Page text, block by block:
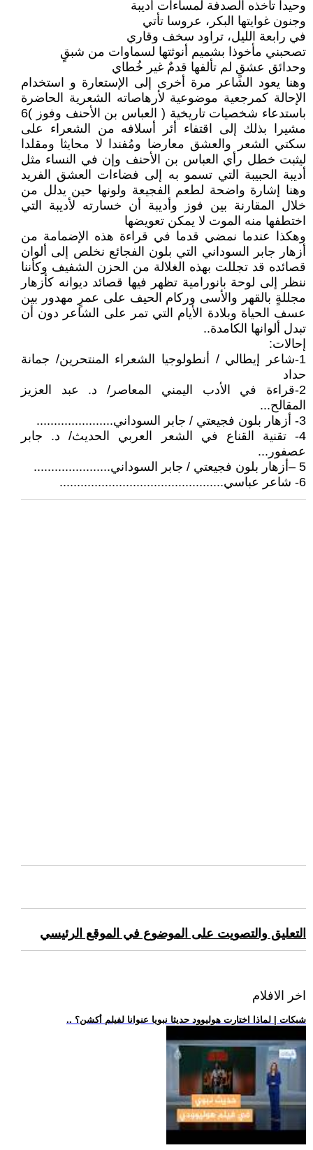
وحيدا تأخذه الصدفة لمساءات أديبة
وجنون غوايتها البكر، عروسا تأتي
في رابعة الليل، تراود سخف وقاري
تصحبني مأخوذا بشميم أنوثتها لسماوات من شبقٍ
وحدائق عشقٍ لم تألفها قدمٌ غير خُطاي
وهنا يعود الشاعر مرة أخرى إلى الإستعارة و استخدام
الإحالة كمرجعية موضوعية لأرهاصاته الشعرية الحاضرة
باستدعاء شخصيات تاريخية ( العباس بن الأحنف وفوز )6
مشيرا بذلك إلى اقتفاء أئر أسلافه من الشعراء على
سكتي الشعر والعشق معارضا ومُفندا لا محايثا ومقلدا
ليثبت خطل رأي العباس بن الأحنف وإن في النساء مثل
أديبة الحبيبة التي تسمو به إلى فضاءات العشق الفريد
وهنا إشارة واضحة لطعم الفجيعة ولونها حين يدلل من
خلال المقارنة بين فوز وأديبة أن خسارته لأديبة التي
اختطفها منه الموت لا يمكن تعويضها
وهكذا عندما نمضي قدما في قراءة هذه الإضمامة من
أزهار جابر السوداني التي بلون الفجائع نخلص إلى ألوان
قصائده قد تجللت بهذه الغلالة من الحزن الشفيف وكأننا
ننظر إلى لوحة بانورامية تظهر فيها قصائد ديوانه كأزهار
مجللةٍ بالقهر والأسى وركام الحيف على عمرٍ مهدور بين
عسف الحياة وبلادة الأيام التي تمر على الشاعر دون أن
تبدل ألوانها الكامدة..
إحالات:
1-شاعر إيطالي / أنطولوجيا الشعراء المنتحرين/ جمانة
حداد
2-قراءة في الأدب اليمني المعاصر/ د. عبد العزيز
المقالح...
3- أزهار بلون فجيعتي / جابر السوداني......................
4- تقنية القناع في الشعر العربي الحديث/ د. جابر
عصفور...
5 –أزهار بلون فجيعتي / جابر السوداني......................
6- شاعر عباسي...............................................
التعليق والتصويت على الموضوع في الموقع الرئيسي
اخر الافلام
.. شبكات | لماذا اختارت هوليوود حديثا نبويا عنوانا لفيلم أكشن؟